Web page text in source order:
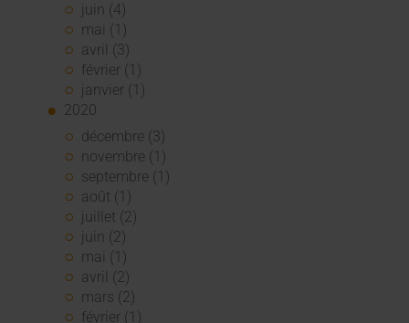
juin (4)
mai (1)
avril (3)
février (1)
janvier (1)
2020
décembre (3)
novembre (1)
septembre (1)
août (1)
juillet (2)
juin (2)
mai (1)
avril (2)
mars (2)
février (1)